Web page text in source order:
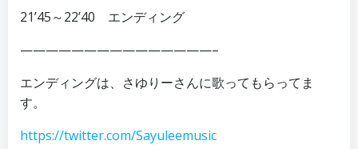
21’45～22’40 エンディング
———————————————–
エンディングは、さゆりーさんに歌ってもらってま
す。
https://twitter.com/Sayuleemusic